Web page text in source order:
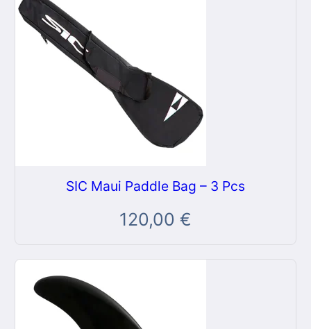
SIC Maui Paddle Bag – 3 Pcs
120,00 €